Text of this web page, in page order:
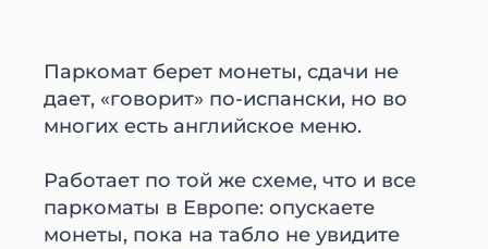
Паркомат берет монеты, сдачи не
дает, «говорит» по-испански, но во
многих есть английское меню.
Работает по той же схеме, что и все
паркоматы в Европе: опускаете
монеты, пока на табло не увидите